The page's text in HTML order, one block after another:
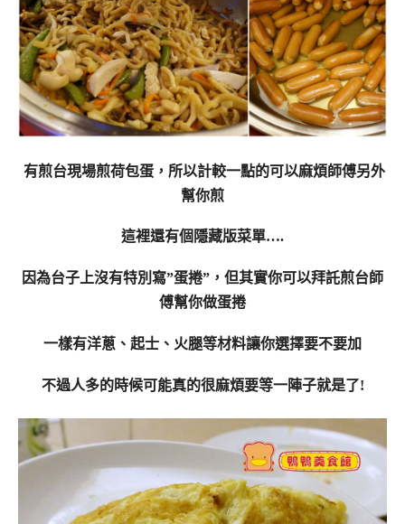
有煎台現場煎荷包蛋，所以計較一點的可以麻煩師傅另外
幫你煎
這裡還有個隱藏版菜單….
因為台子上沒有特別寫”蛋捲”，但其實你可以拜託煎台師
傅幫你做蛋捲
一樣有洋蔥、起士、火腿等材料讓你選擇要不要加
不過人多的時候可能真的很麻煩要等一陣子就是了!